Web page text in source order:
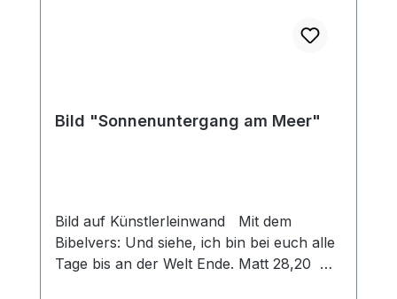
Bild "Sonnenuntergang am Meer"
Bild auf Künstlerleinwand Mit dem
Bibelvers: Und siehe, ich bin bei euch alle
Tage bis an der Welt Ende. Matt 28,20